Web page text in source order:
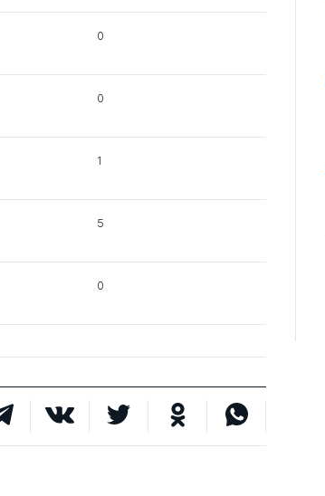
0
0
1
5
0